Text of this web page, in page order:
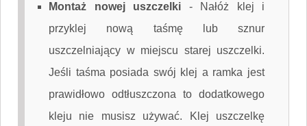
Montaż nowej uszczelki -
Nałóż klej i
przyklej nową taśmę lub sznur
uszczelniający w miejscu starej uszczelki.
Jeśli taśma posiada swój klej a ramka jest
prawidłowo odtłuszczona to dodatkowego
kleju nie musisz używać. Klej uszczelkę